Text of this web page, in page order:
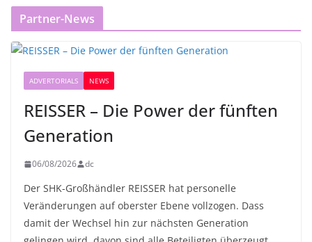
Partner-News
ADVERTORIALS NEWS
REISSER – Die Power der fünften
Generation
06/08/2026 dc
Der SHK-Großhändler REISSER hat personelle
Veränderungen auf oberster Ebene vollzogen. Dass
damit der Wechsel hin zur nächsten Generation